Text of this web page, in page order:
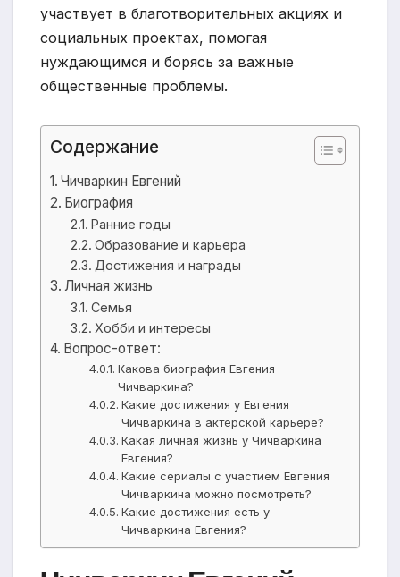
участвует в благотворительных акциях и
социальных проектах, помогая
нуждающимся и борясь за важные
общественные проблемы.
Содержание
Чичваркин Евгений
Биография
Ранние годы
Образование и карьера
Достижения и награды
Личная жизнь
Семья
Хобби и интересы
Вопрос-ответ:
Какова биография Евгения
Чичваркина?
Какие достижения у Евгения
Чичваркина в актерской карьере?
Какая личная жизнь у Чичваркина
Евгения?
Какие сериалы с участием Евгения
Чичваркина можно посмотреть?
Какие достижения есть у
Чичваркина Евгения?